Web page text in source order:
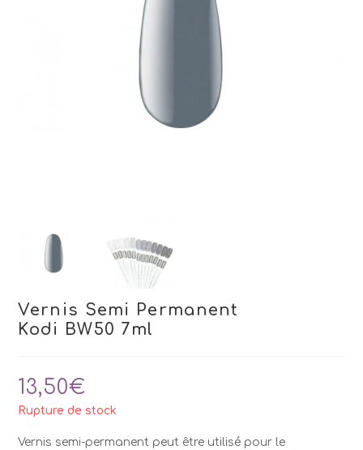
Vernis Semi Permanent
Kodi BW50 7ml
13,50€
Rupture de stock
Vernis semi-permanent peut être utilisé pour le